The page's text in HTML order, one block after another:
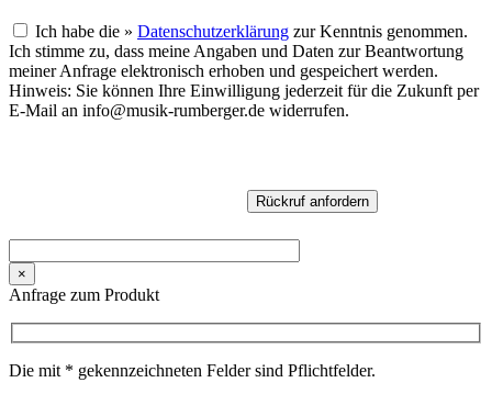
Ich habe die » Datenschutzerklärung zur Kenntnis genommen.
Ich stimme zu, dass meine Angaben und Daten zur Beantwortung
meiner Anfrage elektronisch erhoben und gespeichert werden.
Hinweis: Sie können Ihre Einwilligung jederzeit für die Zukunft per
E-Mail an info@musik-rumberger.de widerrufen.
×
Anfrage zum Produkt
Die mit * gekennzeichneten Felder sind Pflichtfelder.